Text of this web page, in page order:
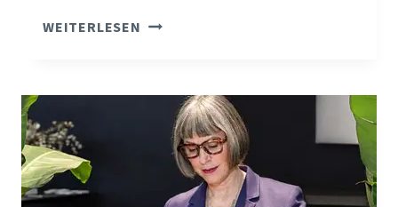
WEITERLESEN POSITIONIERUNG
DEIN
ARBEITSALLTAG
ANFÜHLT.